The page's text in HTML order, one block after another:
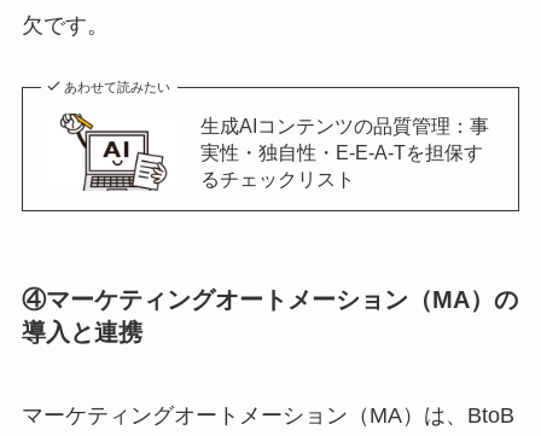
欠です。
あわせて読みたい
生成AIコンテンツの品質管理：事
実性・独自性・E-E-A-Tを担保す
るチェックリスト
④マーケティングオートメーション（MA）の
導入と連携
マーケティングオートメーション（MA）は、BtoB